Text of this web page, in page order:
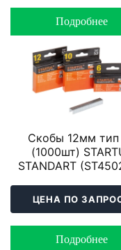
Подробнее
Скобы 12мм тип
(1000шт)
STANDART
ЦЕНА ПО
Подробнее